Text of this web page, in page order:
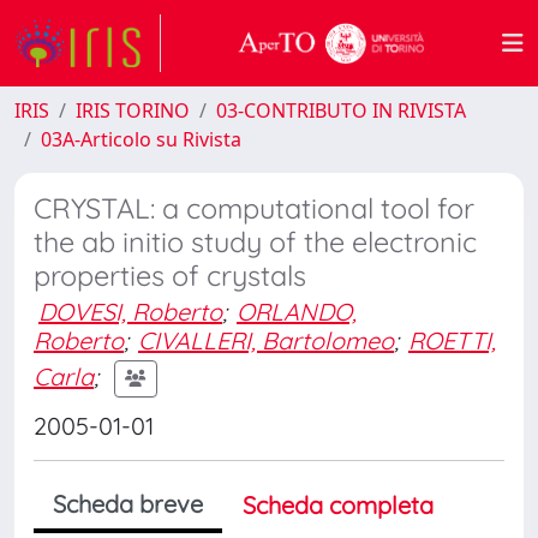
IRIS IRIS TORINO
03-CONTRIBUTO IN RIVISTA
03A-Articolo su Rivista
CRYSTAL: a computational tool for
the ab initio study of the electronic
properties of crystals
DOVESI, Roberto; ORLANDO,
Roberto; CIVALLERI, Bartolomeo; ROETTI,
Carla;
2005-01-01
Scheda breve
Scheda completa